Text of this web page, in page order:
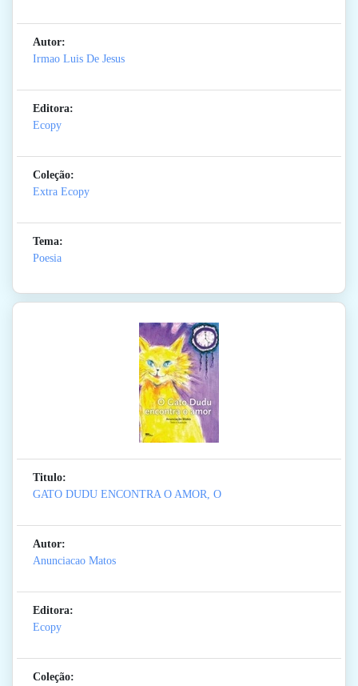
Autor:
Irmao Luis De Jesus
Editora:
Ecopy
Coleção:
Extra Ecopy
Tema:
Poesia
Titulo:
GATO DUDU ENCONTRA O AMOR, O
Autor:
Anunciacao Matos
Editora:
Ecopy
Coleção: